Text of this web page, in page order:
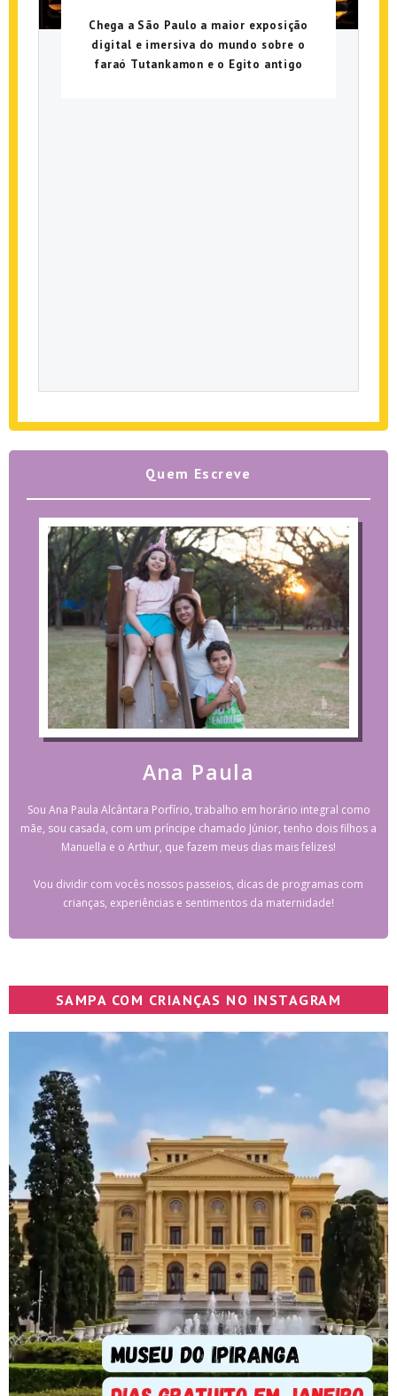
Chega a São Paulo a maior exposição
digital e imersiva do mundo sobre o
faraó Tutankamon e o Egito antigo
Quem Escreve
Ana Paula
Sou Ana Paula Alcântara Porfírio, trabalho em horário integral como
mãe, sou casada, com um príncipe chamado Júnior, tenho dois filhos a
Manuella e o Arthur, que fazem meus dias mais felizes!
Vou dividir com vocês nossos passeios, dicas de programas com
crianças, experiências e sentimentos da maternidade!
SAMPA COM CRIANÇAS NO INSTAGRAM